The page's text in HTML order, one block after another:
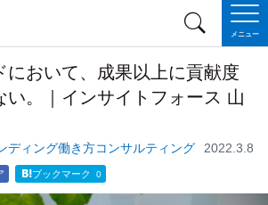
メニュー
において、成果以上に貢献度
い。｜インサイトフォース 山
ディング働き方コンサルティング 2022.3.8
ブックマーク 0